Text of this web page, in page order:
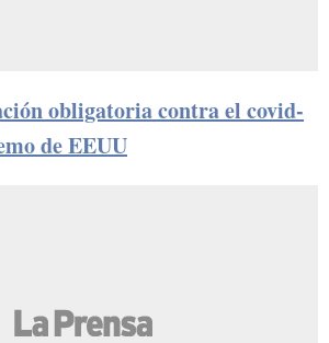
obligatoria contra el covid-
de EEUU